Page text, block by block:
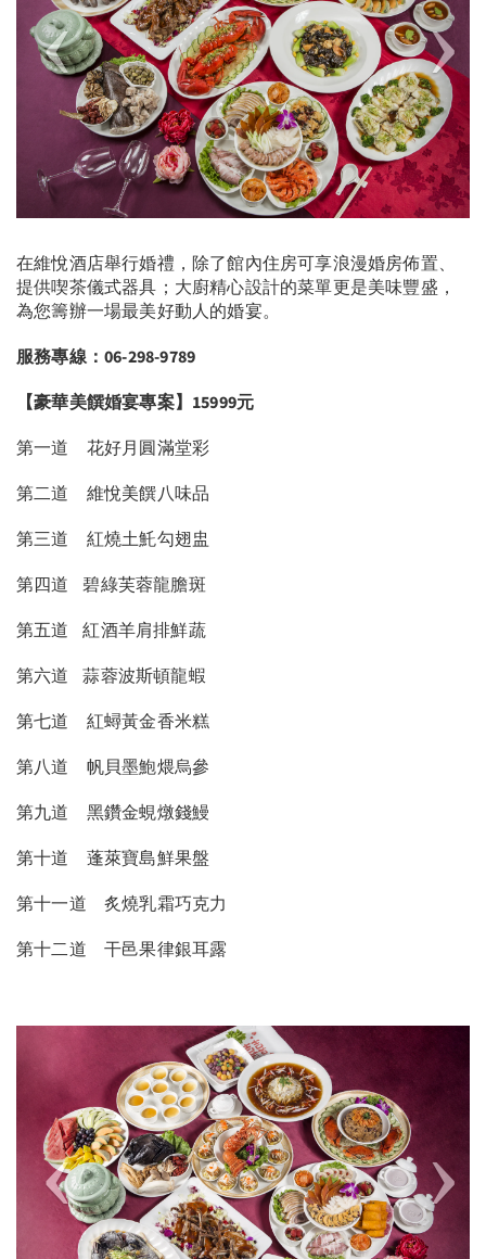
在維悅酒店舉行婚禮，除了館內住房可享浪漫婚房佈置、
提供喫茶儀式器具；大廚精心設計的菜單更是美味豐盛，
為您籌辦一場最美好動人的婚宴。
服務專線：06-298-9789
【豪華美饌婚宴專案】15999元
第一道 花好月圓滿堂彩
第二道 維悅美饌八味品
第三道 紅燒土魠勾翅盅
第四道 碧綠芙蓉龍膽斑
第五道 紅酒羊肩排鮮蔬
第六道 蒜蓉波斯頓龍蝦
第七道 紅蟳黃金香米糕
第八道 帆貝墨鮑煨烏參
第九道 黑鑽金蜆燉錢鰻
第十道 蓬萊寶島鮮果盤
第十一道 炙燒乳霜巧克力
第十二道 干邑果律銀耳露
Previous Next